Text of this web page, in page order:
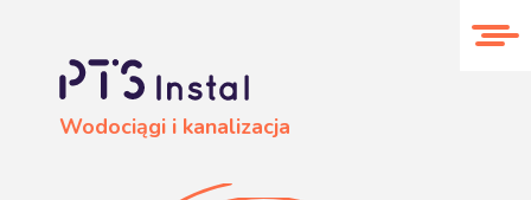
Wodociągi i kanalizacja
Kontakt